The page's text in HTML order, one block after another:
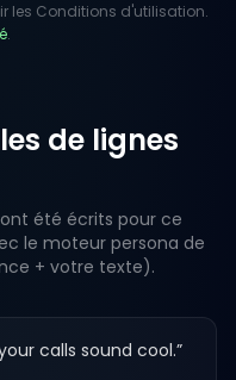
les Conditions d'utilisation.
.
de lignes
été écrits pour ce
le moteur persona de
+ votre texte).
calls sound cool.”